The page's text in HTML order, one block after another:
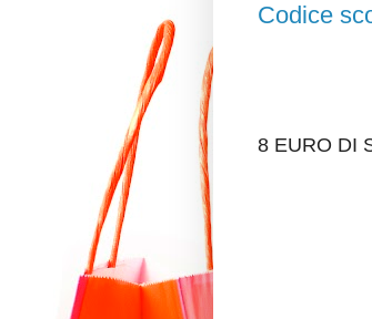
Codice
8 EURO DI